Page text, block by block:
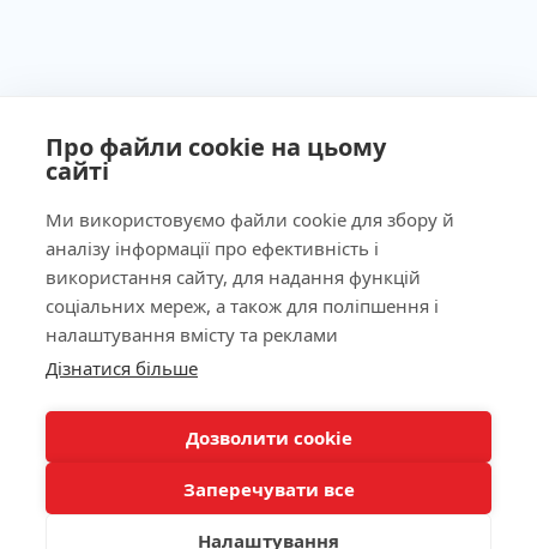
Про файли cookie на цьому
сайті
Ми використовуємо файли cookie для збору й
аналізу інформації про ефективність і
використання сайту, для надання функцій
соціальних мереж, а також для поліпшення і
налаштування вмісту та реклами
Дізнатися більше
Дозволити cookie
Заперечувати все
Налаштування
Ліцензія МОЗ України №603260 від 23.09.2011
Наша адреса
КНОПКА